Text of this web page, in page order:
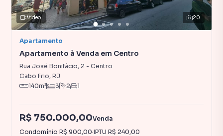
20
Vídeo
Apartamento
Apartamento à Venda em Centro
Rua José Bonifácio, 2 - Centro
Cabo Frio, RJ
140m² 3 2 1
R$ 750.000,00Venda
Condomínio R$ 900,00·IPTU R$ 240,00